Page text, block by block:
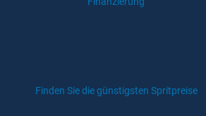
Finden Sie die günstigsten Spritpreise